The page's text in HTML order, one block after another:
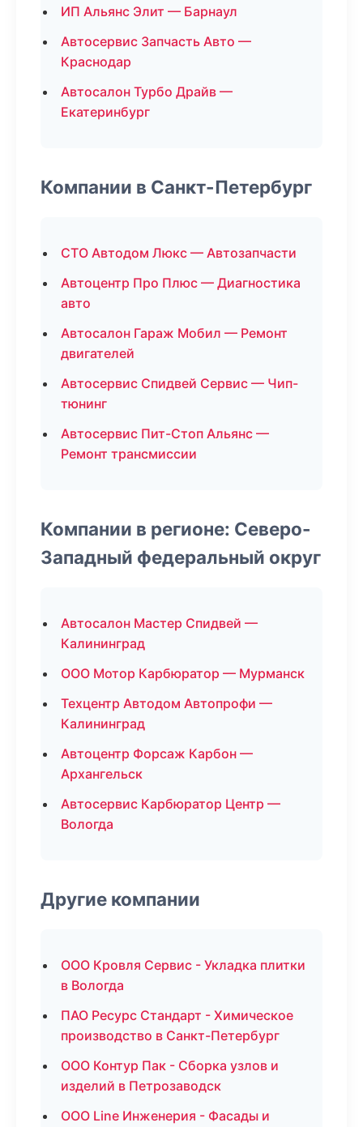
ИП Альянс Элит — Барнаул
Автосервис Запчасть Авто —
Краснодар
Автосалон Турбо Драйв —
Екатеринбург
Компании в Санкт-Петербург
СТО Автодом Люкс — Автозапчасти
Автоцентр Про Плюс — Диагностика
авто
Автосалон Гараж Мобил — Ремонт
двигателей
Автосервис Спидвей Сервис — Чип-
тюнинг
Автосервис Пит-Стоп Альянс —
Ремонт трансмиссии
Компании в регионе: Северо-
Западный федеральный округ
Автосалон Мастер Спидвей —
Калининград
ООО Мотор Карбюратор — Мурманск
Техцентр Автодом Автопрофи —
Калининград
Автоцентр Форсаж Карбон —
Архангельск
Автосервис Карбюратор Центр —
Вологда
Другие компании
ООО Кровля Сервис - Укладка плитки
в Вологда
ПАО Ресурс Стандарт - Химическое
производство в Санкт-Петербург
ООО Контур Пак - Сборка узлов и
изделий в Петрозаводск
ООО Line Инженерия - Фасады и